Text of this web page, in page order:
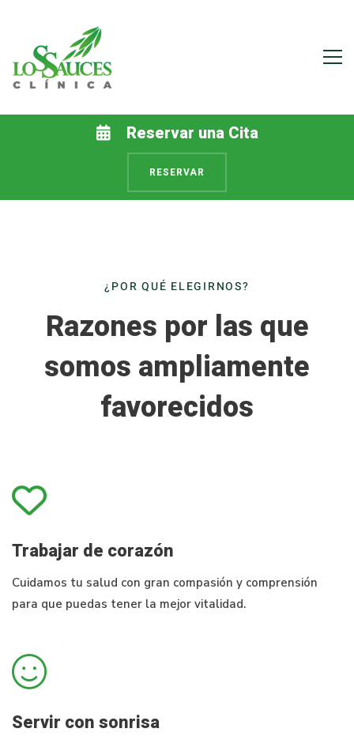
Reservar una Cita
RESERVAR
¿POR QUÉ ELEGIRNOS?
Razones por las que
somos ampliamente
favorecidos
Trabajar de corazón
Cuidamos tu salud con gran compasión y comprensión
para que puedas tener la mejor vitalidad.
Servir con sonrisa